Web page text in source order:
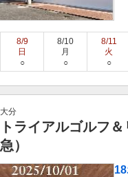
8/9
日
○
8/10
月
○
8/11
火
○
大分
トライアルゴルフ
急）